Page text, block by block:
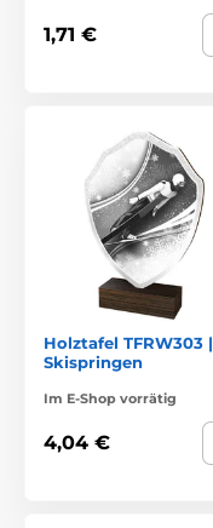
1,71 €
Holztafel TFRW303 |
Skispringen
Im E-Shop vorrätig
4,04 €